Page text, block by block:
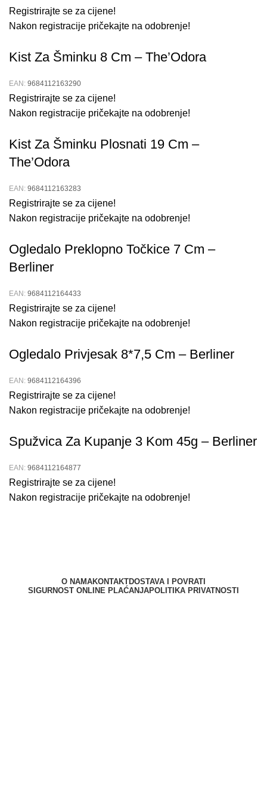
ili kremom kako biste pojačali i produžili trajanje mirisa.
Eksperimentirajte s različitim količinama nanošenja kako
Podijelite ovaj prekrasan miris kao poklon za prijatelje i
Povremeno mijenjajte mjesto nanošenja parfema kako
biste izbjegli navikavanje kože na miris.
Nabavite Svoj Parfem Flert Danas!
zavodljivom i dugotrajnom mirisu svaki danKupite svoj
parfem sada i dodajte dašak elegancije i samopouzdanja
svojoj svakodnevici!
Prikaži više
Registrirajte se za cijene!
Nakon registracije pričekajte na odobrenje!
Kist Za Šminku 8 Cm – The’Odora
EAN: 9684112163290
Registrirajte se za cijene!
Nakon registracije pričekajte na odobrenje!
Kist Za Šminku Plosnati 19 Cm –
The’Odora
EAN: 9684112163283
Registrirajte se za cijene!
Nakon registracije pričekajte na odobrenje!
Ogledalo Preklopno Točkice 7 Cm –
Berliner
EAN: 9684112164433
Registrirajte se za cijene!
Nakon registracije pričekajte na odobrenje!
Ogledalo Privjesak 8*7,5 Cm – Berliner
EAN: 9684112164396
Registrirajte se za cijene!
Nakon registracije pričekajte na odobrenje!
Spužvica Za Kupanje 3 Kom 45g – Berliner
EAN: 9684112164877
Registrirajte se za cijene!
Nakon registracije pričekajte na odobrenje!
O NAMAKONTAKTDOSTAVA I POVRATI
SIGURNOST ONLINE PLAĆANJAPOLITIKA PRIVATNOSTI